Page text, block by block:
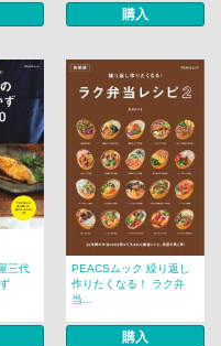
購入
三代
PEACSムック 繰り返し
作りたくなる！ ラク弁
当...
購入